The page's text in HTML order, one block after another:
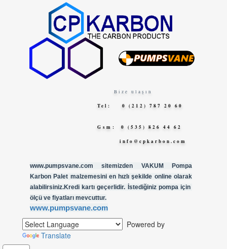
Powered by
Translate
Bize ulaşın
Tel: 0 (212) 787 20 60
Gsm : 0 (535) 826 44 62
info@cpkarbon.com
www.pumpsvane.com sitemizden VAKUM Pompa
Karbon Palet malzemesini en hızlı şekilde online olarak
alabilirsiniz.Kredi kartı geçerlidir. İstediğiniz pompa için
ölçü ve fiyatları mevcuttur.
www.pumpsvane.com